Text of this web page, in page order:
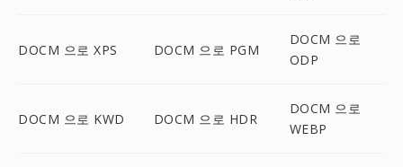
DOCM 으로 XPS DOCM 으로 PGM
DOCM 으로
ODP
DOCM 으로 KWD DOCM 으로 HDR
DOCM 으로
WEBP